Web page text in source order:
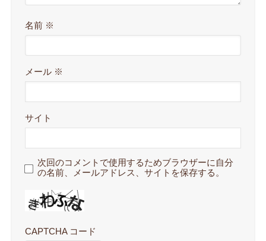
名前 ※
メール ※
サイト
次回のコメントで使用するためブラウザーに自分
の名前、メールアドレス、サイトを保存する。
CAPTCHA コード